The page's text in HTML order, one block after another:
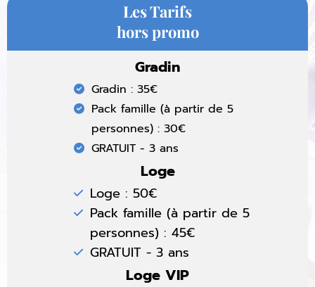
Les Tarifs
hors promo
Gradin
Gradin : 35€
Pack famille (à partir de 5
personnes) : 30€
GRATUIT - 3 ans
Loge
Loge : 50€
Pack famille (à partir de 5
personnes) : 45€
GRATUIT - 3 ans
Loge VIP